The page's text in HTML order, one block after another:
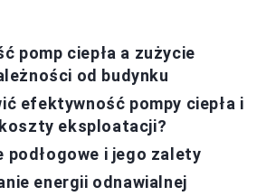
pomp ciepła a zużycie
od budynku
efektywność pompy ciepła i
eksploatacji?
podłogowe i jego zalety
energii odnawialnej